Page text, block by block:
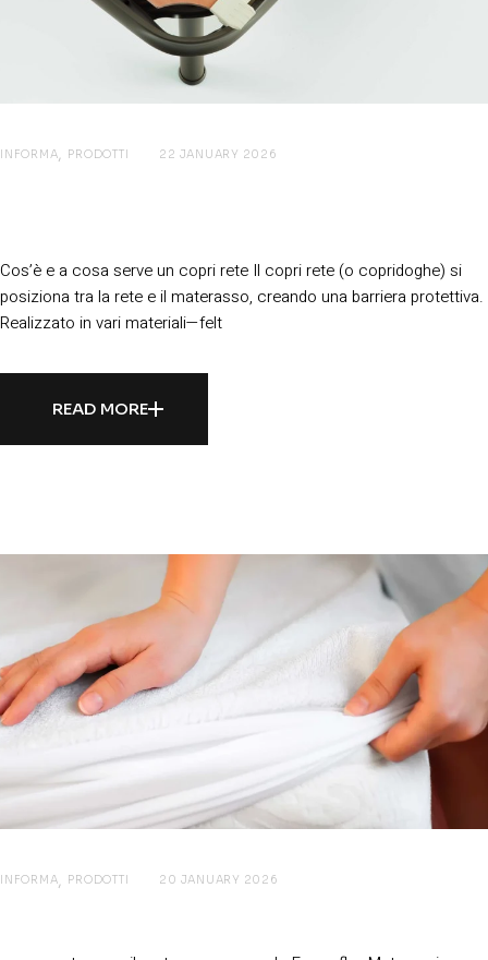
INFORMA PRODOTTI 22 JANUARY 2026
Cos’è e a cosa serve un copri rete Il copri rete (o copridoghe) si
posiziona tra la rete e il materasso, creando una barriera protettiva.
Realizzato in vari materiali—felt
READ MORE
INFORMA PRODOTTI 20 JANUARY 2026